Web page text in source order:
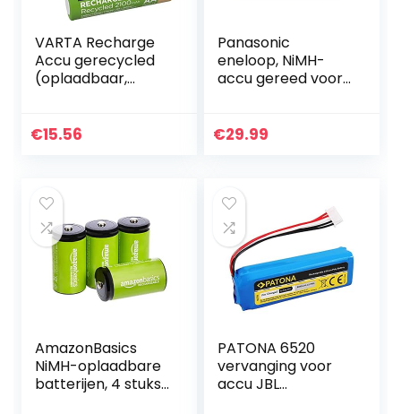
VARTA Recharge
Accu gerecycled
(oplaadbaar,
Mignon Ni-MH
€15.56
Panasonic
eneloop, NiMH-
accu gereed voor
verpakking van 8,
€29.99
AmazonBasics
NiMH-oplaadbare
batterijen, 4 stuks
PATONA 6520
vervanging voor
accu JBL